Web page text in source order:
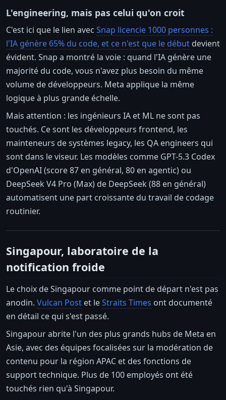
L'engineering, mais pas celui qu'on croit
C'est ici que le lien avec Snap licencie 1000 personnes :
l'IA génère 65% du code, et ce n'est que le début devient
évident. Snap a montré la voie : quand l'IA génère une
majorité du code, vous n'avez plus besoin du même
volume de développeurs. Meta applique la même
logique à plus grande échelle.
Mais attention : les ingénieurs IA et ML ne sont pas
touchés. Ce sont les développeurs frontend, les
mainteneurs de systèmes legacy, les QA engineers qui
sont dans le viseur. Les modèles comme GPT-5.3 Codex
d'OpenAI (score 87 en général, 80 en agentic) ou
DeepSeek V4 Pro (Max) de DeepSeek (88 en général)
automatisent une part croissante du travail de codage
routinier.
Singapour, laboratoire de la
notification froide
Le choix de Singapour comme point de départ n'est pas
anodin. Vulcan Post et leStraits Times ont documenté
en détail ce qui s'est passé.
Singapour abrite l'un des plus grands hubs de Meta en
Asie, avec des équipes focalisées sur la modération de
contenu pour la région APAC et des fonctions de
support technique. Plus de 100 employés ont été
touchés rien qu'à Singapour.